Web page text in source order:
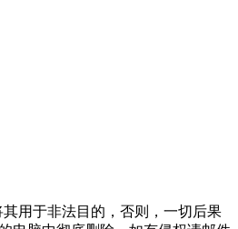
用于非法目的，否则，一切后果